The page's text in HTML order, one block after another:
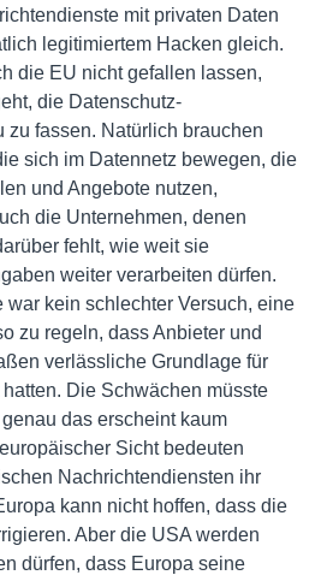
mit privaten Daten
legitimiertem Hacken gleich.
die EU nicht gefallen lassen,
die Datenschutz-
zu fassen. Natürlich brauchen
sich im Datennetz bewegen, die
und Angebote nutzen,
die Unternehmen, denen
fehlt, wie weit sie
weiter verarbeiten dürfen.
war kein schlechter Versuch, eine
zu regeln, dass Anbieter und
verlässliche Grundlage für
Die Schwächen müsste
das erscheint kaum
Sicht bedeuten
Nachrichtendiensten ihr
kann nicht hoffen, dass die
Aber die USA werden
dürfen, dass Europa seine